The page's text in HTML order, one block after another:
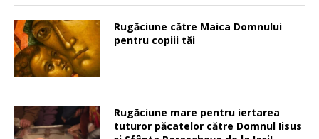
Rugăciune către Maica Domnului
pentru copiii tăi
Rugăciune mare pentru iertarea
tuturor păcatelor către Domnul Iisus